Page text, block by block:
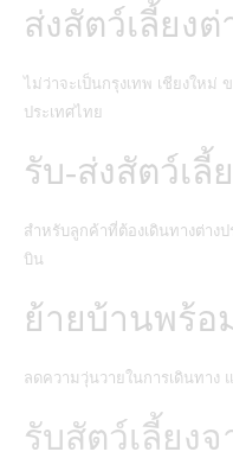
ส่งสัตว์เลี้ยง
ไม่ว่าจะเป็นกรุงเทพ เชียงให
ประเทศไทย
รับ-ส่งสัตว์เ
สำหรับลูกค้าที่ต้องเดินทางต่างป
บิน
ย้ายบ้านพร้อ
ลดความวุ่นวายในการเดินทาง
รับสัตว์เลี้ยง